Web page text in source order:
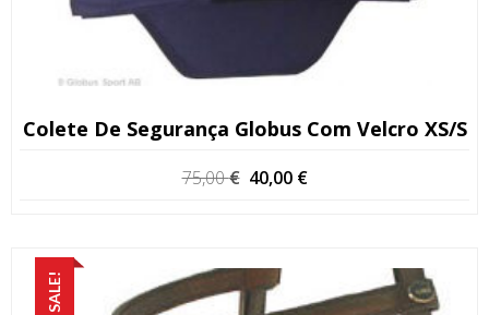
Colete De Segurança Globus Com Velcro XS/S
75,00€ O
40,00 €
SALE!